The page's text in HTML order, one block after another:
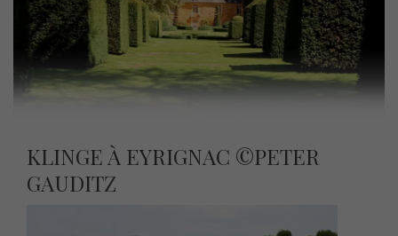
KLINGE À EYRIGNAC ©PETER
GAUDITZ